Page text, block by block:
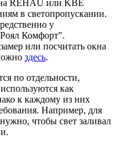
REHAU или KBE
в светопропускании.
у
Комфорт".
или посчитать окна
здесь.
по отдельности,
как
к каждому из них
Например, для
чтобы свет заливал